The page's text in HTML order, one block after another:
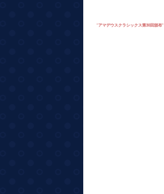
"アマデウスクラシックス第30回頒布"